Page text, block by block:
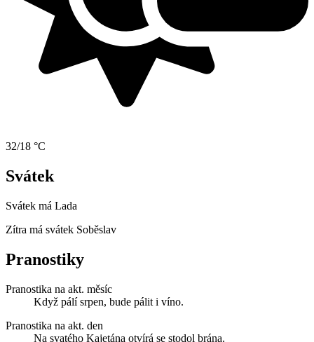
32/18 °C
Svátek
Svátek má Lada
Zítra má svátek Soběslav
Pranostiky
Pranostika na akt. měsíc
Když pálí srpen, bude pálit i víno.
Pranostika na akt. den
Na svatého Kajetána otvírá se stodol brána.